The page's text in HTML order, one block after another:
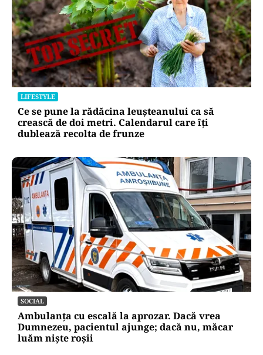
LIFESTYLE
Ce se pune la rădăcina leușteanului ca să
crească de doi metri. Calendarul care îți
dublează recolta de frunze
SOCIAL
Ambulanța cu escală la aprozar. Dacă vrea
Dumnezeu, pacientul ajunge; dacă nu, măcar
luăm niște roșii